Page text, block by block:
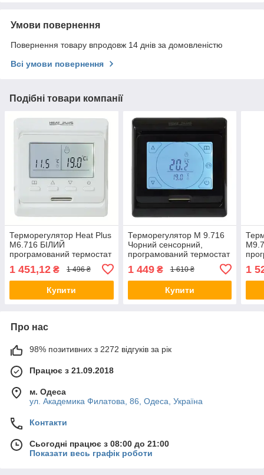
Умови повернення
Повернення товару впродовж 14 днів за домовленістю
Всі умови повернення
Подібні товари компанії
Терморегулятор Heat Plus
M6.716 БІЛИЙ
програмований термостат
для теплої підлоги, датчик
температури
1 451,12 ₴ 1 496 ₴
Купити
Терморегулятор M 9.716
Чорний сенсорний,
програмований термостат
для теплої підлоги, датчик
1 449₴ 1 610 ₴
Купити
1
Про нас
98% позитивних з 2272 відгуків за рік
Працює з 21.09.2018
м. Одеса
ул. Академика Филатова, 86, Одеса, Україна
Контакти
Сьогодні працює з 08:00 до 21:00
Показати весь графік роботи